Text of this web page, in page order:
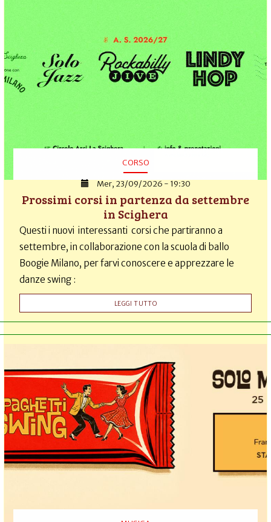
CORSO
Mer, 23/09/2026 - 19:30
Prossimi corsi in partenza da settembre
in Scighera
Questi i nuovi interessanti corsi che partiranno a
settembre, in collaborazione con la scuola di ballo
Boogie Milano, per farvi conoscere e apprezzare le
danze swing :
LEGGI TUTTO